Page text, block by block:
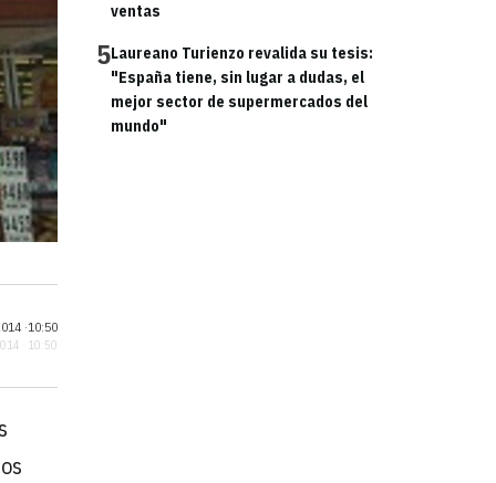
ventas
5Laureano Turienzo revalida su tesis:
"España tiene, sin lugar a dudas, el
mejor sector de supermercados del
mundo"
·10:50
· 10:50